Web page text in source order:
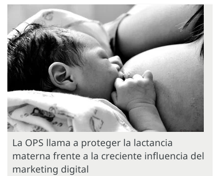
La OPS llama a proteger la lactancia
materna frente a la creciente influencia del
marketing digital